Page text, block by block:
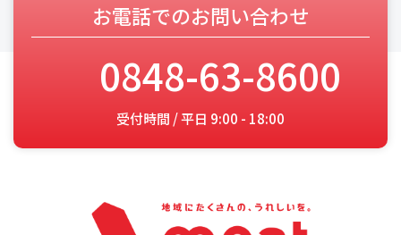
お電話でのお問い合わせ
0848-63-8600
受付時間 / 平日 9:00 - 18:00